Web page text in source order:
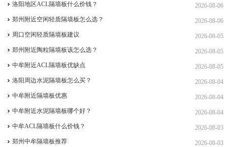
2026-08-06
洛阳地区ACL隔墙板什么价钱？
2026-08-06
郑州附近空闲轻质隔墙板怎么选？
2026-08-05
周口空闲轻质隔墙板建议
2026-08-05
郑州附近陶粒隔墙板该怎么选？
2026-08-05
中牟附近ACL隔墙板优缺点
2026-08-04
洛阳周边水泥隔墙板怎么买？
2026-08-04
中牟附近隔墙板优惠
2026-08-04
中牟附近水泥隔墙板哪个好？
2026-08-03
中牟ACL隔墙板什么价钱？
2026-08-03
郑州中牟隔墙板推荐